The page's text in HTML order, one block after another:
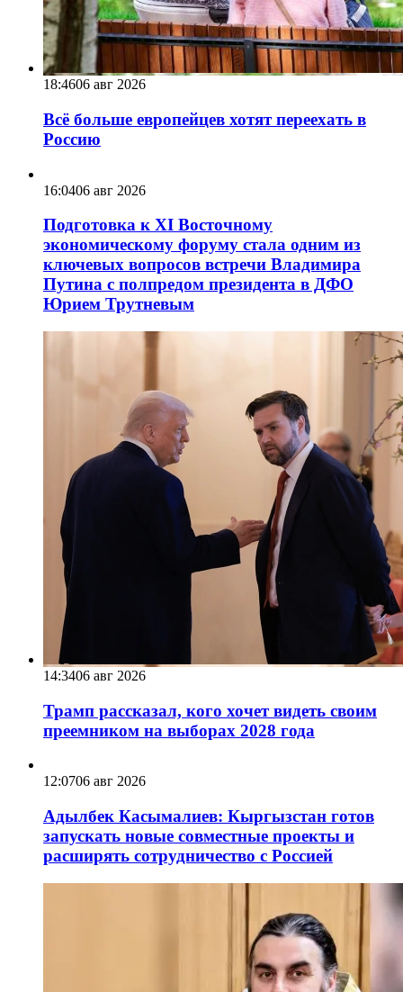
18:4606 авг 2026
Всё больше европейцев хотят переехать в
Россию
16:0406 авг 2026
Подготовка к XI Восточному
экономическому форуму стала одним из
ключевых вопросов встречи Владимира
Путина с полпредом президента в ДФО
Юрием Трутневым
14:3406 авг 2026
Трамп рассказал, кого хочет видеть своим
преемником на выборах 2028 года
12:0706 авг 2026
Адылбек Касымалиев: Кыргызстан готов
запускать новые совместные проекты и
расширять сотрудничество с Россией